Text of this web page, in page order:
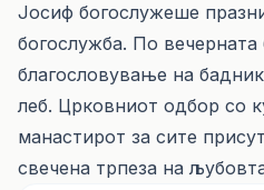
Јосиф богослужеше
богослужба. По
благословување на
леб. Црковниот одбор со
манастирот за сите
свечена трпеза на